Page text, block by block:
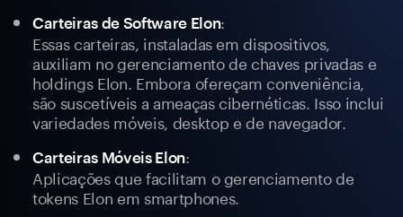
Carteiras de Software Elon:
Essas carteiras, instaladas em dispositivos,
auxiliam no gerenciamento de chaves privadas e
holdings Elon. Embora ofereçam conveniência,
são suscetíveis a ameaças cibernéticas. Isso inclui
variedades móveis, desktop e de navegador.
Carteiras Móveis Elon:
Aplicações que facilitam o gerenciamento de
tokens Elon em smartphones.